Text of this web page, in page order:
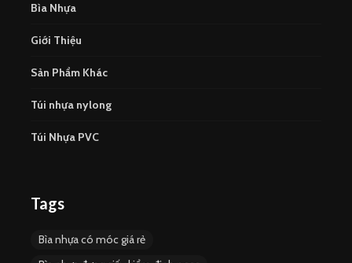
Bìa Nhựa
Giới Thiệu
Sản Phẩm Khác
Túi nhựa nylong
Túi Nhựa PVC
Tags
Bìa nhựa có móc giá rẻ